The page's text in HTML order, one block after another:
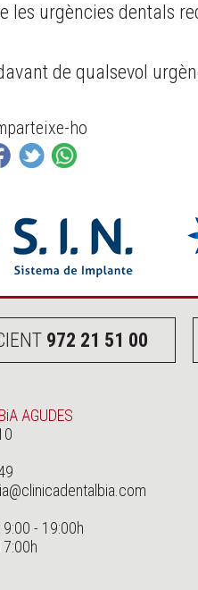
les urgències dentals
de qualsevol
ho
972 21 51 00
AGUDES
9:00 - 19:00h